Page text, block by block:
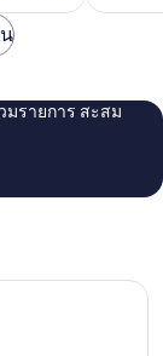
รายการ สะสม